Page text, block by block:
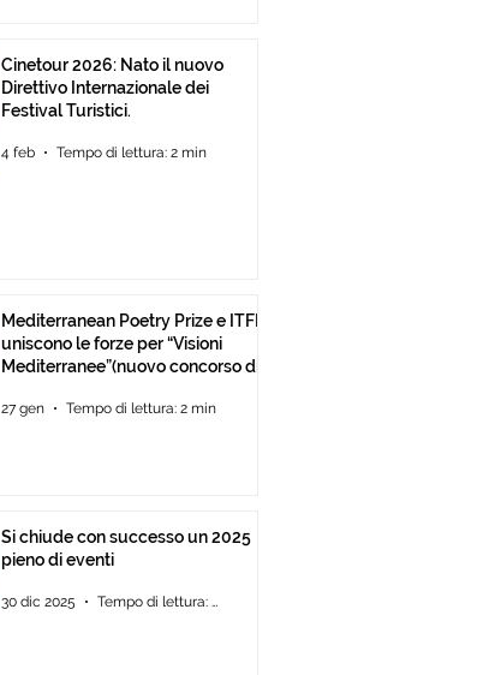
Cinetour 2026: Nato il nuovo
Direttivo Internazionale dei
Festival Turistici.
4 feb Tempo di lettura: 2 min
Mediterranean Poetry Prize e ITFF
uniscono le forze per “Visioni
Mediterranee”(nuovo concorso di
27 gen Tempo di lettura: 2 min
Si chiude con successo un 2025
pieno di eventi
30 dic 2025 Tempo di lettura: 2 min